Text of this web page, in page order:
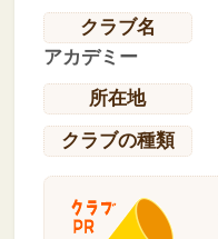
クラブ名
アカデミー
所在地
クラブの種類